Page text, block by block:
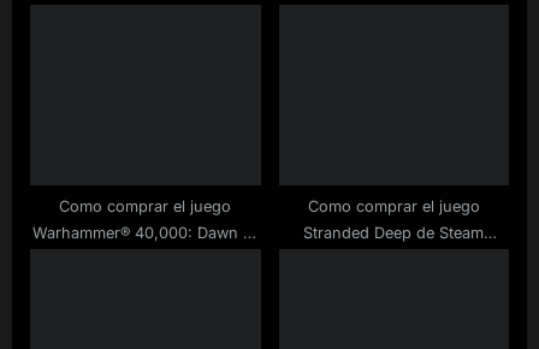
Como comprar el juego
Warhammer® 40,000: Dawn of
Como comprar el juego
Stranded Deep de Steam